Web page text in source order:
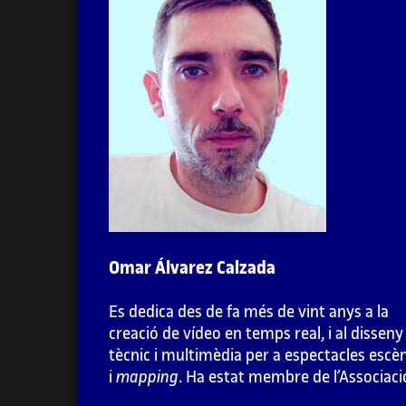
1. Introducció a les instal·lacions
audiovisuals
2. Videoinstal·lacions
2.1. Introducció: del videoart almapping
Fischinger a McLaren
2.3. Video killed the radio star. Videoart i
cultura de masses
2.4. Psicodèlia,vjing,ravei cultura delremix
Omar Álvarez Calzada
Es dedica des de fa més de vint anys a la
creació de vídeo en temps real, i al disseny
tècnic i multimèdia per a espectacles
i mapping. Ha estat membre de